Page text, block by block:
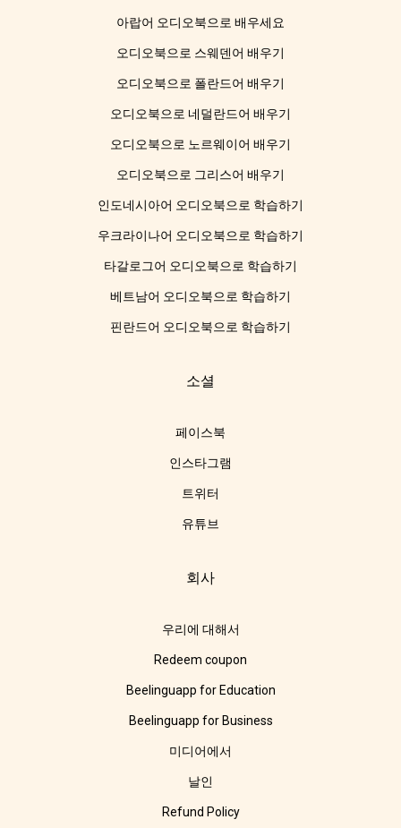
아랍어 오디오북으로 배우세요
오디오북으로 스웨덴어 배우기
오디오북으로 폴란드어 배우기
오디오북으로 네덜란드어 배우기
오디오북으로 노르웨이어 배우기
오디오북으로 그리스어 배우기
인도네시아어 오디오북으로 학습하기
우크라이나어 오디오북으로 학습하기
타갈로그어 오디오북으로 학습하기
베트남어 오디오북으로 학습하기
핀란드어 오디오북으로 학습하기
소셜
페이스북
인스타그램
트위터
유튜브
회사
우리에 대해서
Redeem coupon
Beelinguapp for Education
Beelinguapp for Business
미디어에서
날인
Refund Policy